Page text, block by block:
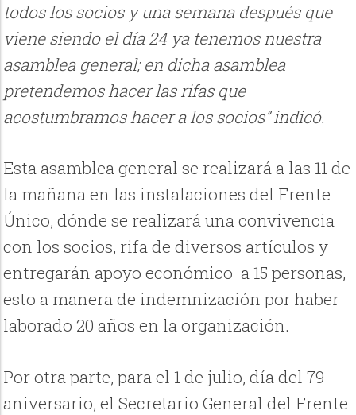
todos los socios y una semana después que
viene siendo el día 24 ya tenemos nuestra
asamblea general; en dicha asamblea
pretendemos hacer las rifas que
acostumbramos hacer a los socios” indicó.
Esta asamblea general se realizará a las 11 de
la mañana en las instalaciones del Frente
Único, dónde se realizará una convivencia
con los socios, rifa de diversos artículos y
entregarán apoyo económico a 15 personas,
esto a manera de indemnización por haber
laborado 20 años en la organización.
Por otra parte, para el 1 de julio, día del 79
aniversario, el Secretario General del Frente